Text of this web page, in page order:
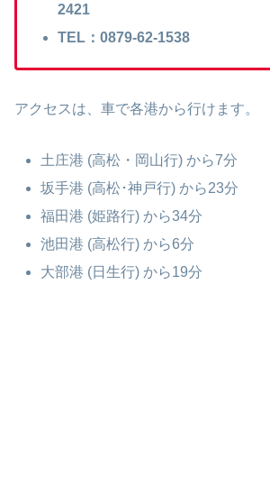
2421
TEL：0879-62-1538
アクセスは、車で各港から行けます。
土庄港 (高松・岡山行) から7分
坂手港 (高松･神戸行) から23分
福田港 (姫路行) から34分
池田港 (高松行) から6分
大部港 (日生行) から19分